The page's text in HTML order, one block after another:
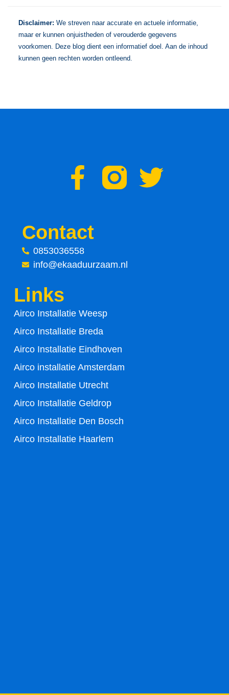
Disclaimer: We streven naar accurate en actuele informatie,
maar er kunnen onjuistheden of verouderde gegevens
voorkomen. Deze blog dient een informatief doel. Aan de inhoud
kunnen geen rechten worden ontleend.
F
c
e
b
o
k
-
f
T
Contact
0853036558
info@ekaaduurzaam.nl
Links
Airco Installatie Weesp
Airco Installatie Breda
Airco Installatie Eindhoven
Airco installatie Amsterdam
Airco Installatie Utrecht
Airco Installatie Geldrop
Airco Installatie Den Bosch
Airco Installatie Haarlem